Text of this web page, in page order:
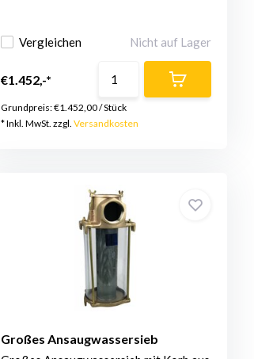
Vergleichen Nicht auf Lager
€1.452,-*
Grundpreis:€1.452,00/Stück
* Inkl. MwSt. zzgl.Versandkosten
Großes Ansaugwassersieb